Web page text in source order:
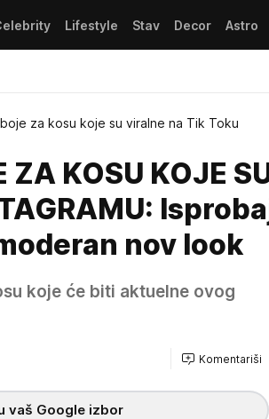
Lifestyle Stav Decor Astro
za kosu koje su viralne na Tik Toku
ZA KOSU KOJE
nov look
koje će biti aktuelne ovog
Komentariši
vaš Google izbor